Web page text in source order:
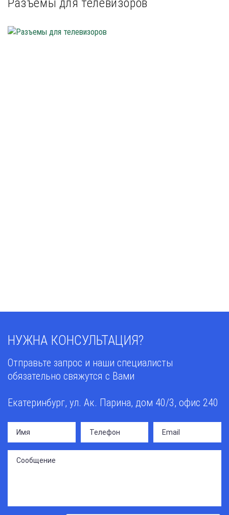
Разъемы для телевизоров
НУЖНА КОНСУЛЬТАЦИЯ?
Отправьте запрос и наши специалисты
обязательно свяжутся с Вами
Екатеринбург, ул. Ак. Парина, дом 40/3, офис 240